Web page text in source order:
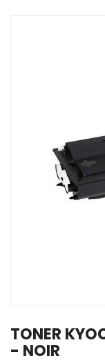
TONER
- NOIR